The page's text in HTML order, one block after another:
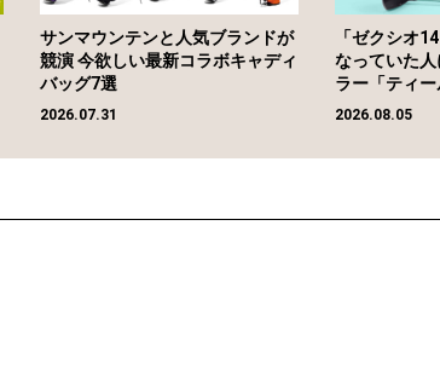
サンマウンテンと人気ブランドが
競演 今欲しい最新コラボキャディ
バッグ7選
2026.07.31
「ゼクシオ
なっていた
ラー「ティ
2026.08.05